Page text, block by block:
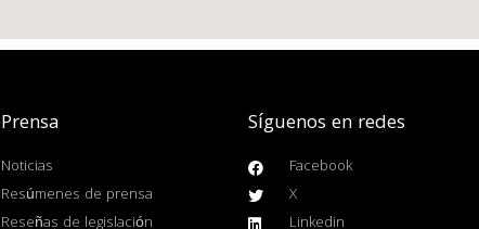
Prensa
Noticias
Resúmenes de prensa
Reseñas de legislación
Síguenos en redes
Facebook
X
Linkedin